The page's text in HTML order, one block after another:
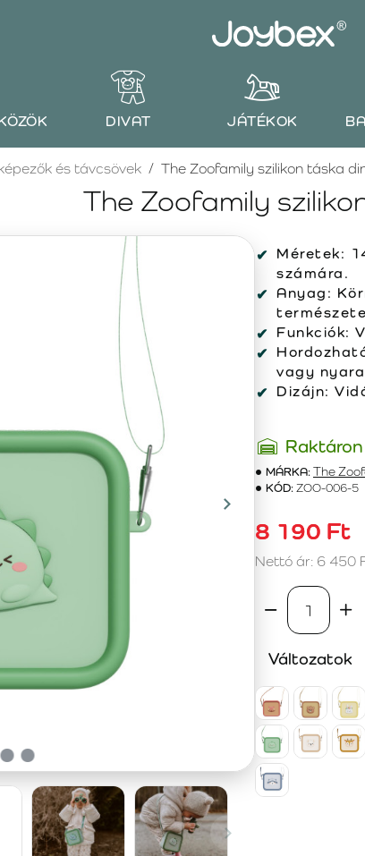
DIVAT JÁTÉKOK
The Zoofamily
és távcsövek The Zoofamily szilikon táska
Méretek:
számára.
Anyag:
Funkciók:
vagy
Dizájn:
Raktáron
MÁRKA:The
KÓD:ZOO-006-5
8 190 Ft
Nettó ár: 6 450
Változatok